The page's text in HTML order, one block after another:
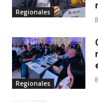
Regionales
Regionales